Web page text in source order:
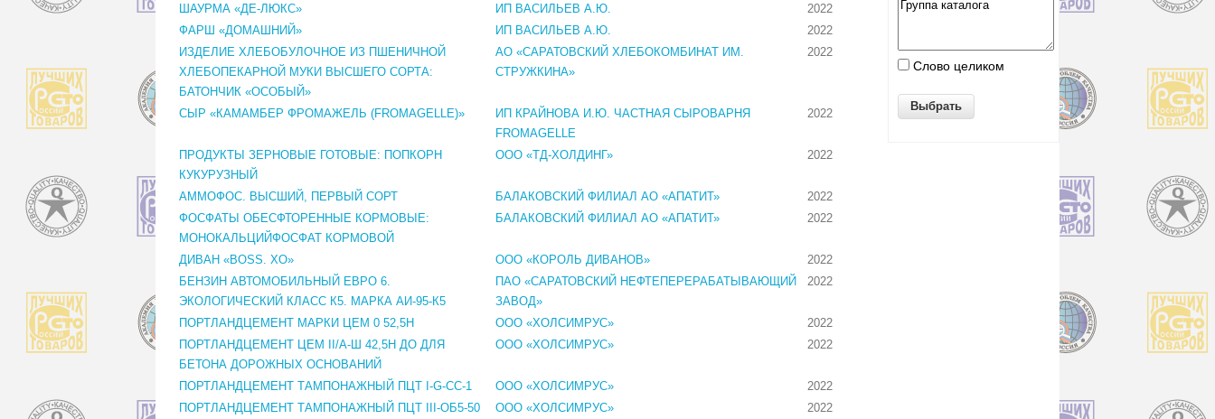
ШАУРМА «ДЕ-ЛЮКС» ИП ВАСИЛЬЕВ А.Ю.
2022
ФАРШ «ДОМАШНИЙ»
ИП ВАСИЛЬЕВ А.Ю.
2022
ИЗДЕЛИЕ ХЛЕБОБУЛОЧНОЕ ИЗ ПШЕНИЧНОЙ
ХЛЕБОПЕКАРНОЙ МУКИ ВЫСШЕГО СОРТА:
БАТОНЧИК «ОСОБЫЙ»
АО «САРАТОВСКИЙ ХЛЕБОКОМБИНАТ ИМ.
СТРУЖКИНА»
2022
СЫР «КАМАМБЕР ФРОМАЖЕЛЬ (FROMAGELLE)»
ИП КРАЙНОВА И.Ю. ЧАСТНАЯ СЫРОВАРНЯ
FROMAGELLE
2022
ПРОДУКТЫ ЗЕРНОВЫЕ ГОТОВЫЕ: ПОПКОРН
КУКУРУЗНЫЙ
ООО «ТД-ХОЛДИНГ» 2022
АММОФОС. ВЫСШИЙ, ПЕРВЫЙ СОРТ БАЛАКОВСКИЙ ФИЛИАЛ АО «АПАТИТ»
2022
ФОСФАТЫ ОБЕСФТОРЕННЫЕ КОРМОВЫЕ:
МОНОКАЛЬЦИЙФОСФАТ КОРМОВОЙ
БАЛАКОВСКИЙ ФИЛИАЛ АО «АПАТИТ» 2022
ДИВАН «BOSS. XO» ООО «КОРОЛЬ ДИВАНОВ»
2022
БЕНЗИН АВТОМОБИЛЬНЫЙ ЕВРО 6.
ЭКОЛОГИЧЕСКИЙ КЛАСС К5. МАРКА АИ-95-К5
ПАО «САРАТОВСКИЙ НЕФТЕПЕРЕРАБАТЫВАЮЩИЙ
ЗАВОД»
2022
ПОРТЛАНДЦЕМЕНТ МАРКИ ЦЕМ 0 52,5Н ООО «ХОЛСИМРУС»
2022
ПОРТЛАНДЦЕМЕНТ ЦЕМ II/А-Ш 42,5Н ДО ДЛЯ
БЕТОНА ДОРОЖНЫХ ОСНОВАНИЙ
ООО «ХОЛСИМРУС» 2022
ПОРТЛАНДЦЕМЕНТ ТАМПОНАЖНЫЙ ПЦТ I-G-CC-1 ООО «ХОЛСИМРУС»
2022
ПОРТЛАНДЦЕМЕНТ ТАМПОНАЖНЫЙ ПЦТ III-ОБ5-50
ООО «ХОЛСИМРУС» 2022
Слово целиком